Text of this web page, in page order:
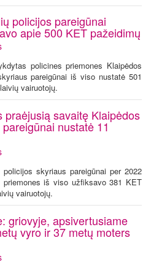
policijos pareigūnai
apie 500 KET pažeidimų
policines priemones Klaipėdos
pareigūnai iš viso nustatė 501
vairuotojų.
praėjusią savaitę Klaipėdos
nustatė 11
skyriaus pareigūnai per 2022
iš viso užfiksavo 381 KET
vairuotojų.
griovyje, apsivertusiame
vyro ir 37 metų moters